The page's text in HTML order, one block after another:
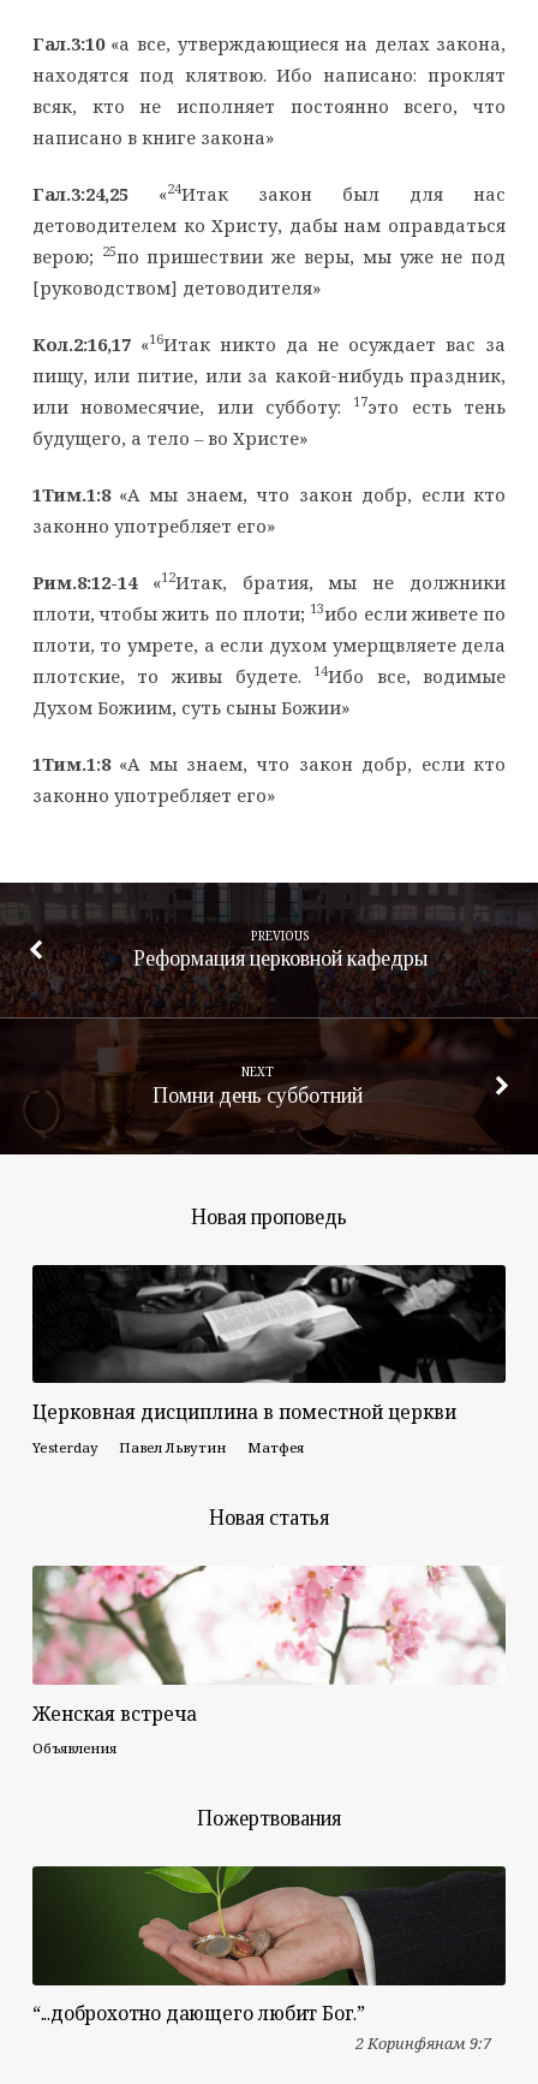
Гал.3:10«а все, утверждающиеся на делах закона,
находятся под клятвою. Ибо написано: проклят
всяк, кто не исполняет постоянно всего, что
написано в книге закона»
Гал.3:24,25«24Итак закон был для нас
детоводителем ко Христу, дабы нам оправдаться
верою; 25по пришествии же веры, мы уже не под
[руководством] детоводителя»
Кол.2:16,17«16Итак никто да не осуждает вас за
пищу, или питие, или за какой-нибудь праздник,
или новомесячие, или субботу:
17это есть тень
будущего, а тело – во Христе»
1Тим.1:8«А мы знаем, что закон добр, если кто
законно употребляет его»
Рим.8:12-14«12Итак, братия, мы не должники
плоти, чтобы жить по плоти; 13ибо если живете по
плоти, то умрете, а если духом умерщвляете дела
плотские, то живы будете.
14Ибо все, водимые
Духом Божиим, суть сыны Божии»
1Тим.1:8«А мы знаем, что закон добр, если кто
законно употребляет его»
PREVIOUS
Реформация церковной кафедры
NEXT
Помни день субботний
Новая проповедь
Церковная дисциплина в поместной церкви
Yesterday Павел Львутин Матфея
Новая статья
Женская встреча
Объявления
Пожертвования
“...доброхотно дающего любит Бог.”
2 Коринфянам 9:7